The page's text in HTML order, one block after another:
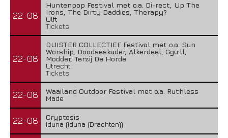
22-08
Huntenpop Festival met o.a. Di-rect, Up The
Irons, The Dirty Daddies, Therapy?
Ulft
Tickets
22-08
DUISTER COLLECTIEF Festival met o.a. Sun
Worship, Doodseskader, Alkerdeel, Ggu:ll,
Modder, Terzij De Horde
Utrecht
Tickets
22-08
Waailand Outdoor Festival met o.a. Ruthless
Made
22-08
Cryptosis
Iduna (Iduna (Drachten))